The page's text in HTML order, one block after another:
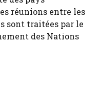
réunions entre les
sont traitées par le
des Nations